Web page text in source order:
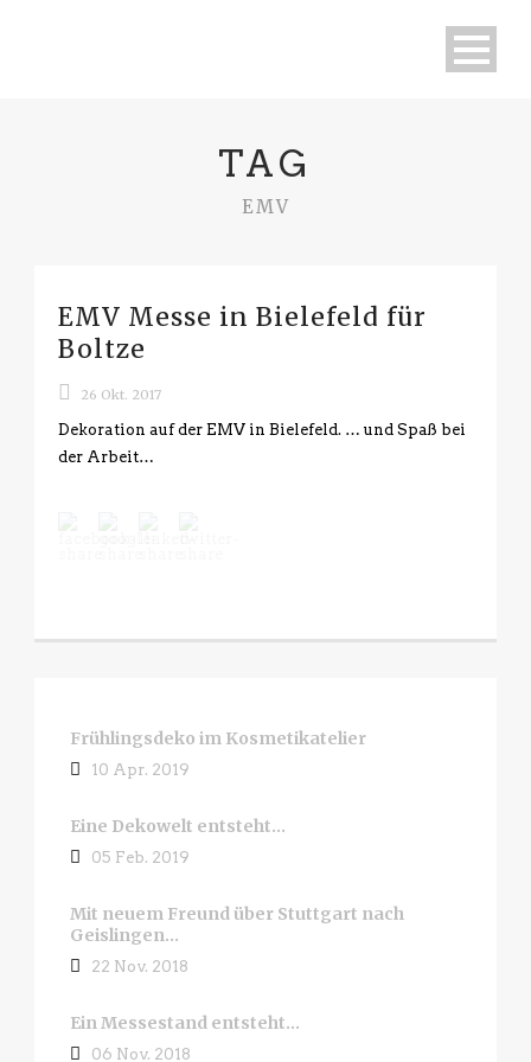
TAG
EMV
EMV Messe in Bielefeld für
Boltze
26 Okt. 2017
Dekoration auf der EMV in Bielefeld. … und Spaß bei
der Arbeit…
Frühlingsdeko im Kosmetikatelier
10 Apr. 2019
Eine Dekowelt entsteht…
05 Feb. 2019
Mit neuem Freund über Stuttgart nach
Geislingen…
22 Nov. 2018
Ein Messestand entsteht…
06 Nov. 2018